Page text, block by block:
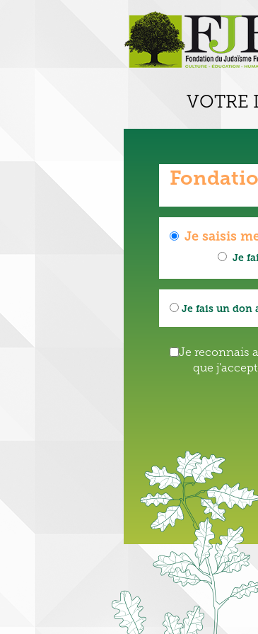
VOTRE
Je saisis
Je
Je fais un don
Je reconnais
que